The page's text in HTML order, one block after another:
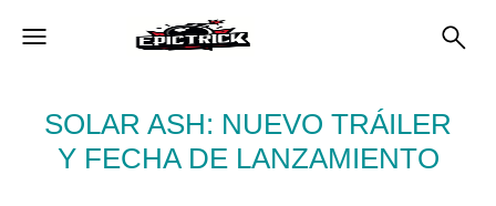
SOLAR ASH: NUEVO TRÁILER
Y FECHA DE LANZAMIENTO